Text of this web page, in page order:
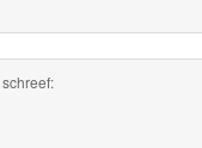
schreef: